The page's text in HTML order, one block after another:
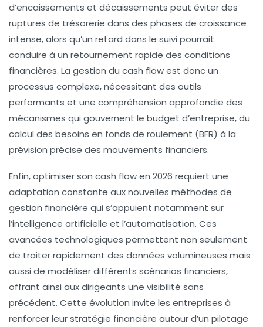
d’encaissements et décaissements peut éviter des
ruptures de trésorerie dans des phases de croissance
intense, alors qu’un retard dans le suivi pourrait
conduire à un retournement rapide des conditions
financières. La gestion du cash flow est donc un
processus complexe, nécessitant des outils
performants et une compréhension approfondie des
mécanismes qui gouvernent le budget d’entreprise, du
calcul des besoins en fonds de roulement (BFR) à la
prévision précise des mouvements financiers.
Enfin, optimiser son cash flow en 2026 requiert une
adaptation constante aux nouvelles méthodes de
gestion financière qui s’appuient notamment sur
l’intelligence artificielle et l’automatisation. Ces
avancées technologiques permettent non seulement
de traiter rapidement des données volumineuses mais
aussi de modéliser différents scénarios financiers,
offrant ainsi aux dirigeants une visibilité sans
précédent. Cette évolution invite les entreprises à
renforcer leur stratégie financière autour d’un pilotage